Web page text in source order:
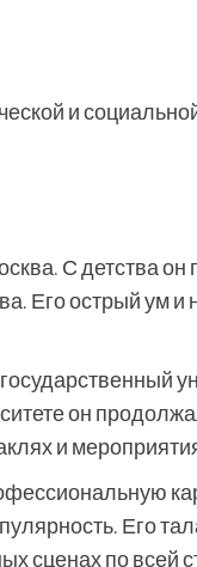
и
С детства
Его острый ум
он
и
Его
сценах по всей